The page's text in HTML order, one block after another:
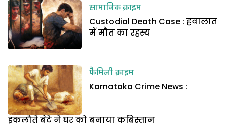
सामाजिक क्राइम
Custodial Death Case : हवालात
में मौत का रहस्य
फैमिली क्राइम
Karnataka Crime News :
इकलौते बेटे ने घर को बनाया कब्रिस्तान